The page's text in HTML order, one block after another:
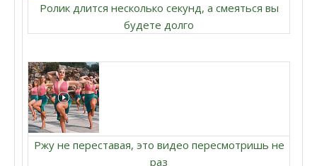
Ролик длится несколько секунд, а смеяться вы
будете долго
Ржу не переставая, это видео пересмотришь не
раз